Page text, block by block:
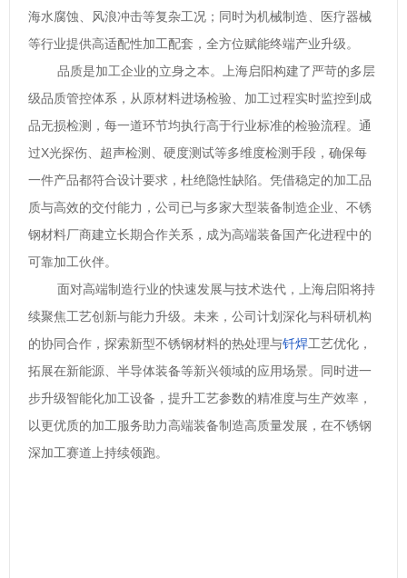
海水腐蚀、风浪冲击等复杂工况；同时为机械制造、医疗器械
等行业提供高适配性加工配套，全方位赋能终端产业升级。
品质是加工企业的立身之本。上海启阳构建了严苛的多层
级品质管控体系，从原材料进场检验、加工过程实时监控到成
品无损检测，每一道环节均执行高于行业标准的检验流程。通
过X光探伤、超声检测、硬度测试等多维度检测手段，确保每
一件产品都符合设计要求，杜绝隐性缺陷。凭借稳定的加工品
质与高效的交付能力，公司已与多家大型装备制造企业、不锈
钢材料厂商建立长期合作关系，成为高端装备国产化进程中的
可靠加工伙伴。
面对高端制造行业的快速发展与技术迭代，上海启阳将持
续聚焦工艺创新与能力升级。未来，公司计划深化与科研机构
的协同合作，探索新型不锈钢材料的热处理与钎焊工艺优化，
拓展在新能源、半导体装备等新兴领域的应用场景。同时进一
步升级智能化加工设备，提升工艺参数的精准度与生产效率，
以更优质的加工服务助力高端装备制造高质量发展，在不锈钢
深加工赛道上持续领跑。